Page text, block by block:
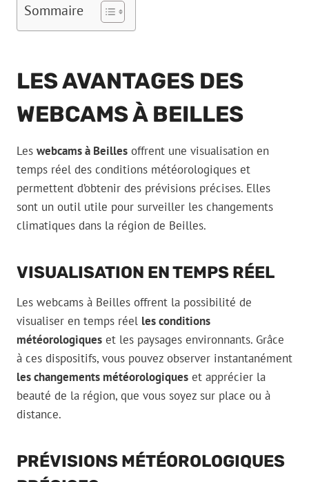
Sommaire
LES AVANTAGES DES
WEBCAMS À BEILLES
Les webcams à Beilles offrent une visualisation en
temps réel des conditions météorologiques et
permettent d’obtenir des prévisions précises. Elles
sont un outil utile pour surveiller les changements
climatiques dans la région de Beilles.
VISUALISATION EN TEMPS RÉEL
Les webcams à Beilles offrent la possibilité de
visualiser en temps réel les conditions
météorologiques et les paysages environnants. Grâce
à ces dispositifs, vous pouvez observer instantanément
les changements météorologiques et apprécier la
beauté de la région, que vous soyez sur place ou à
distance.
PRÉVISIONS MÉTÉOROLOGIQUES